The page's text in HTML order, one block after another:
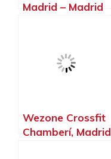
Madrid – Madrid
Wezone Crossfit
Chamberí, Madrid